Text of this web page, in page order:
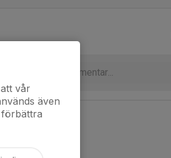
vår
även